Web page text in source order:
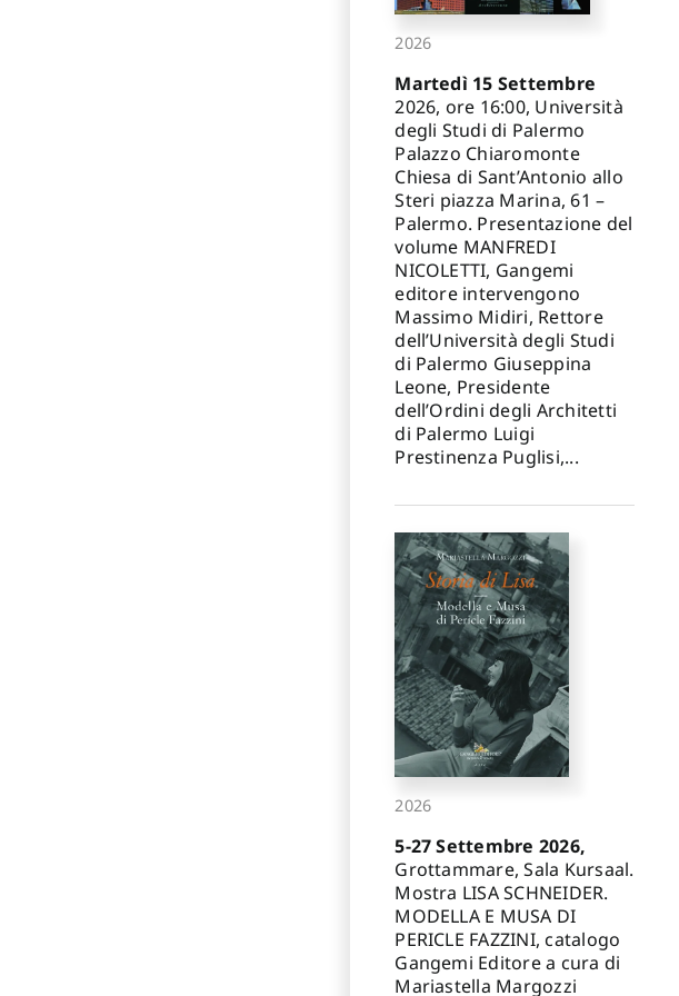
2026
Martedì 15 Settembre
2026, ore 16:00, Università
degli Studi di Palermo
Palazzo Chiaromonte
Chiesa di Sant’Antonio allo
Steri piazza Marina, 61 –
Palermo. Presentazione del
volume MANFREDI
NICOLETTI, Gangemi
editore intervengono
Massimo Midiri, Rettore
dell’Università degli Studi
di Palermo Giuseppina
Leone, Presidente
dell’Ordini degli Architetti
di Palermo Luigi
Prestinenza Puglisi,...
2026
5-27 Settembre 2026,
Grottammare, Sala Kursaal.
Mostra LISA SCHNEIDER.
MODELLA E MUSA DI
PERICLE FAZZINI, catalogo
Gangemi Editore a cura di
Mariastella Margozzi